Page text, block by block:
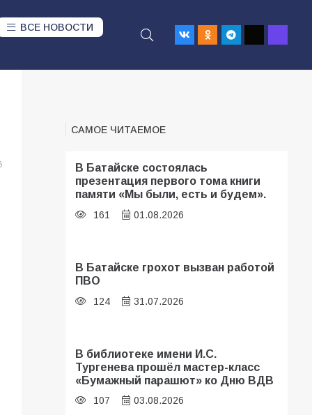
ВСЕ НОВОСТИ
САМОЕ ЧИТАЕМОЕ
В Батайске состоялась
презентация первого тома книги
памяти «Мы были, есть и будем».
161 01.08.2026
В Батайске грохот вызван работой
ПВО
124 31.07.2026
В библиотеке имени И.С.
Тургенева прошёл мастер-класс
«Бумажный парашют» ко Дню ВДВ
107 03.08.2026